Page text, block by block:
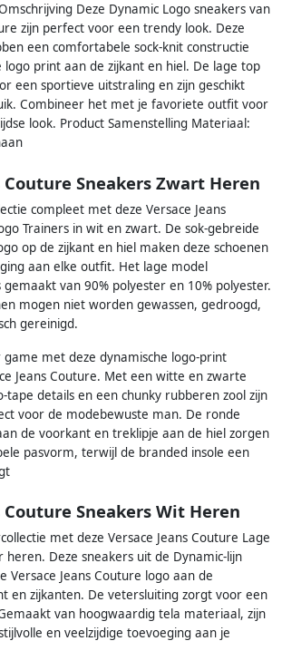
Deze Dynamic Logo sneakers van
zijn perfect voor een trendy look. Deze
een comfortabele sock-knit constructie
logo print aan de zijkant en hiel. De lage top
een sportieve uitstraling en zijn geschikt
Combineer het met je favoriete outfit voor
look. Product Samenstelling Materiaal:
Couture Sneakers Zwart Heren
compleet met deze Versace Jeans
Trainers in wit en zwart. De sok-gebreide
op de zijkant en hiel maken deze schoenen
aan elke outfit. Het lage model
van 90% polyester en 10% polyester.
mogen niet worden gewassen, gedroogd,
gereinigd.
met deze dynamische logo-print
Jeans Couture. Met een witte en zwarte
tape details en een chunky rubberen zool zijn
voor de modebewuste man. De ronde
de voorkant en treklipje aan de hiel zorgen
pasvorm, terwijl de branded insole een
Couture Sneakers Wit Heren
met deze Versace Jeans Couture Lage
heren. Deze sneakers uit de Dynamic-lijn
Versace Jeans Couture logo aan de
en zijkanten. De vetersluiting zorgt voor een
van hoogwaardig tela materiaal, zijn
en veelzijdige toevoeging aan je